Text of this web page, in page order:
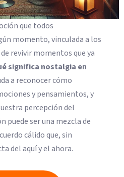
que todos
momento, vinculada a los
revivir momentos que ya
significa nostalgia en
a reconocer cómo
y pensamientos, y
percepción del
puede ser una mezcla de
cálido que, sin
del aquí y el ahora.